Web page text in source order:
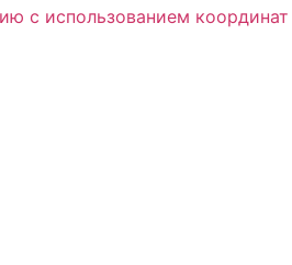
с использованием координат